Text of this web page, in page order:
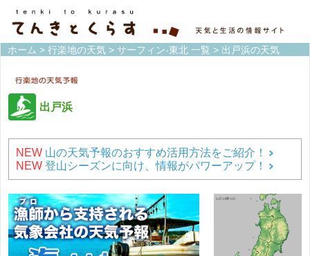
ホーム > 行楽地の天気 > サーフィン-東北 一覧 > 出戸浜の天気
出戸浜
NEW 山の天気予報のおすすめ活用方法をご紹介！
NEW 登山シーズンに向け、情報がパワーアップ！